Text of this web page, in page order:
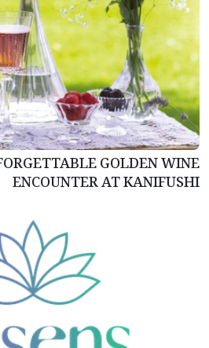
GOLDEN WINE
ENCOUNTER AT KANIFUSHI